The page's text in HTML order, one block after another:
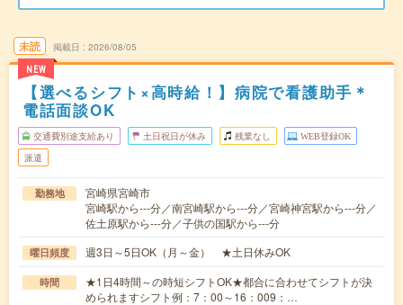
未読
NEW
掲載日 2026/08/05
【選べるシフト×高時給！】病院で看護助手＊
電話面談OK
交通費別途支給あり 土日祝日が休み 残業なし WEB登録OK
派遣
勤務地
宮崎県宮崎市
宮崎駅から---分／南宮崎駅から---分／宮崎神宮駅から---分／
佐土原駅から---分／子供の国駅から---分
曜日頻度 週3日～5日OK（月～金） ★土日休みOK
時間
★1日4時間～の時短シフトOK★都合に合わせてシフトが決
められますシフト例：7：00～16：009：…